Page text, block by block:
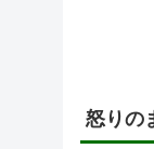
怒りの